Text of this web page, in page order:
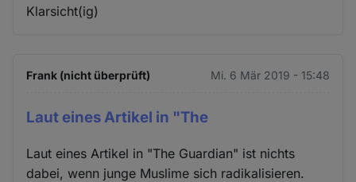
Klarsicht(ig)
Frank (nicht überprüft) Mi. 6 Mär 2019 - 15:48
Laut eines Artikel in "The
Laut eines Artikel in "The Guardian" ist nichts
dabei, wenn junge Muslime sich radikalisieren.